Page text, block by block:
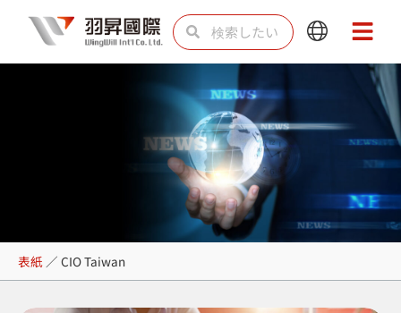
を
検
索 索
Main
Menu
Main
Menu
CIO Taiwan
表紙 ／ CIO Taiwan